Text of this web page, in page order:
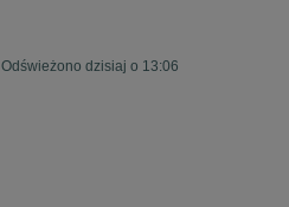
Odświeżono dzisiaj o 13:06